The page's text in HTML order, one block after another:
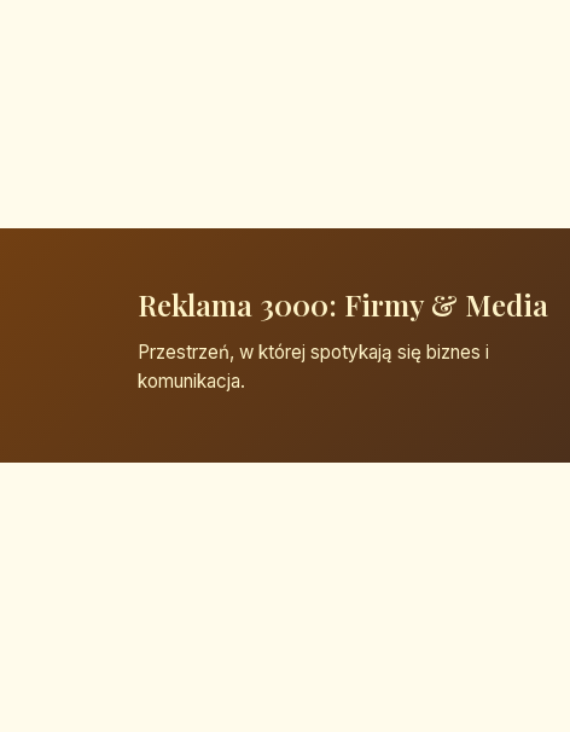
Reklama 3000: Firmy & Media
Przestrzeń, w której spotykają się biznes i
komunikacja.